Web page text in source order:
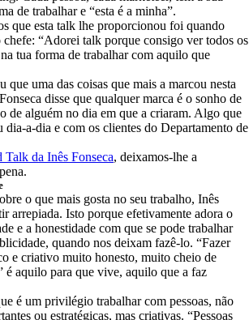
de trabalhar e “esta é a minha”.
que esta talk lhe proporcionou foi quando
chefe: “Adorei talk porque consigo ver todos os
tua forma de trabalhar com aquilo que
que uma das coisas que mais a marcou nesta
disse que qualquer marca é o sonho de
de alguém no dia em que a criaram. Algo que
dia-a-dia e com os clientes do Departamento de
Talk da Inês Fonseca, deixamos-lhe a
o que mais gosta no seu trabalho, Inês
arrepiada. Isto porque efetivamente adora o
e a honestidade com que se pode trabalhar
quando nos deixam fazê-lo. “Fazer
e criativo muito honesto, muito cheio de
é aquilo para que vive, aquilo que a faz
é um privilégio trabalhar com pessoas, não
ou estratégicas, mas criativas. “Pessoas